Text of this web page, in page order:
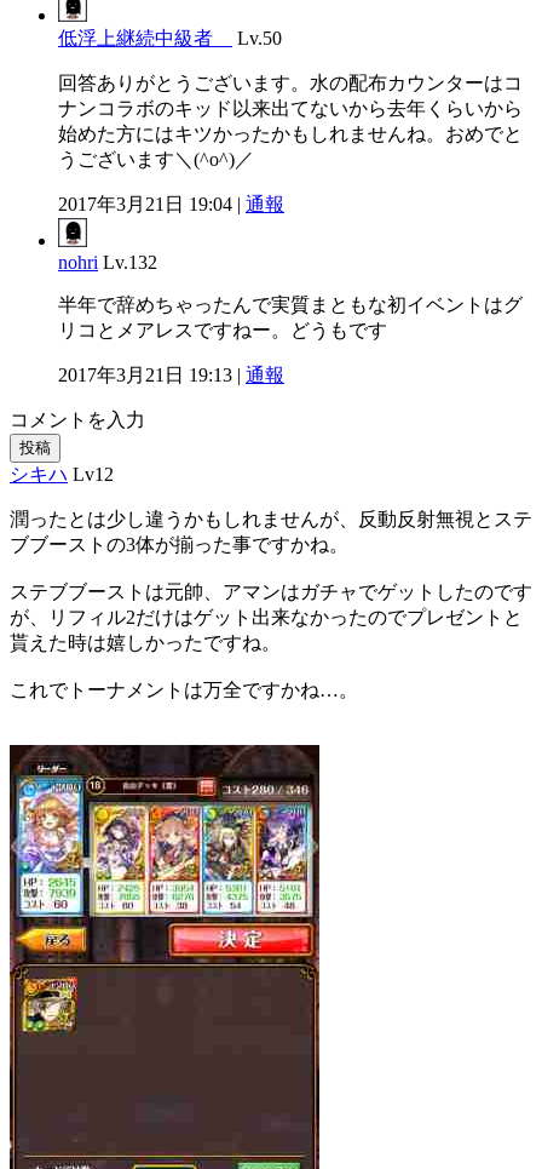
低浮上継続中級者 Lv.50
回答ありがとうございます。水の配布カウンターはコ
ナンコラボのキッド以来出てないから去年くらいから
始めた方にはキツかったかもしれませんね。おめでと
うございます＼(^o^)／
2017年3月21日 19:04 | 通報
nohri Lv.132
半年で辞めちゃったんで実質まともな初イベントはグ
リコとメアレスですねー。どうもです
2017年3月21日 19:13 | 通報
コメントを入力
投稿
シキハ Lv12
潤ったとは少し違うかもしれませんが、反動反射無視とステ
ブブーストの3体が揃った事ですかね。
ステブブーストは元帥、アマンはガチャでゲットしたのです
が、リフィル2だけはゲット出来なかったのでプレゼントと
貰えた時は嬉しかったですね。
これでトーナメントは万全ですかね…。